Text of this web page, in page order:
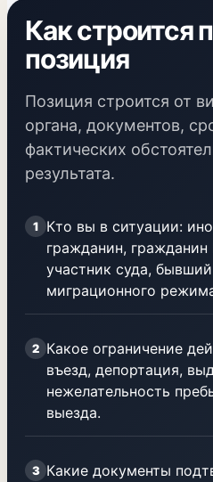
Как строится
позиция
Позиция строится от
органа, документов,
фактических
результата.
1
Кто вы в ситуации:
гражданин,
участник суда,
миграционного
2 Какое ограничение
въезд, депортация,
нежелательность
выезда.
3 Какие документы